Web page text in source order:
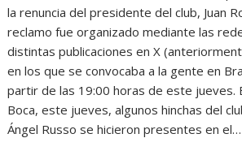
la renuncia del presidente del club, Juan
reclamo fue organizado mediante las
distintas publicaciones en X
en los que se convocaba a la gente en
partir de las 19:00 horas de este jueves.
Boca, este jueves, algunos hinchas del
Ángel Russo se hicieron presentes en el…